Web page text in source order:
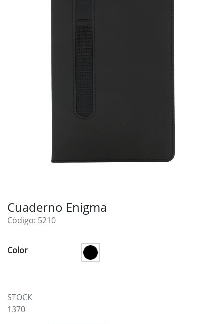
Cuaderno Enigma
Código: 5210
Color
STOCK
1370